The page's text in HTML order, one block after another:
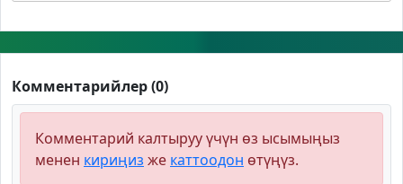
Комментарийлер (0)
Комментарий калтыруу үчүн өз ысымыңыз
менен кириңиз же каттоодон өтүңүз.